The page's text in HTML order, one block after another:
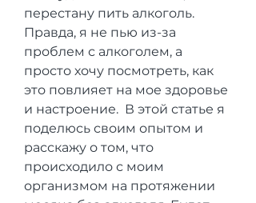
перестану пить алкоголь.
Правда, я не пью из-за
проблем с алкоголем, а
просто хочу посмотреть, как
это повлияет на мое здоровье
и настроение.  В этой статье я
поделюсь своим опытом и
расскажу о том, что
происходило с моим
организмом на протяжении